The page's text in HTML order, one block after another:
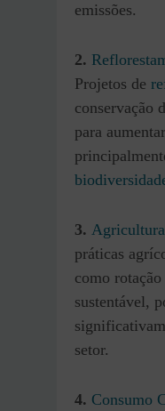
emissões.
2.
Projetos de
conservação
para
3.
práticas
como
sustentável,
setor.
4. Consumo